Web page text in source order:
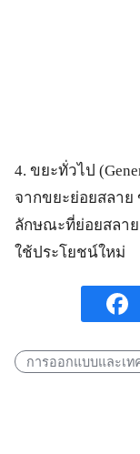
4. ขยะทั่วไป
จากขยะย่อยสลาย
ลักษณะที่ย่อยสลา
ใช้ประโยชน์ใหม่
การออกแบบและเท